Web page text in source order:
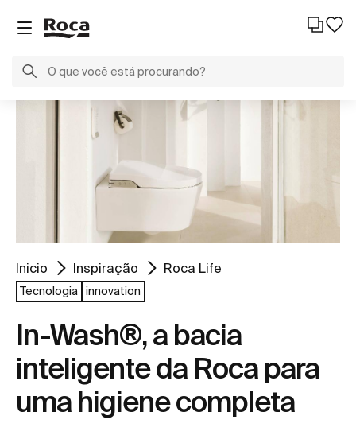
Inicio Inspiração Roca Life
Tecnologia innovation
In-Wash®, a bacia
inteligente da Roca para
uma higiene completa